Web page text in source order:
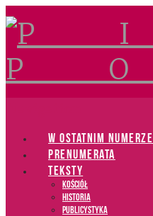
W OSTATNIM NUMERZE
PRENUMERATA
TEKSTY
Kościół
Historia
Publicystyka